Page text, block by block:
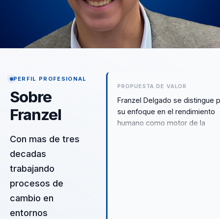
PERFIL PROFESIONAL
Sobre
Franzel
Con mas de tres
decadas
trabajando
procesos de
cambio en
entornos
PROPUESTA DE VALOR
Franzel Delgado se distingue
su enfoque en el rendimiento
humano como motor de la